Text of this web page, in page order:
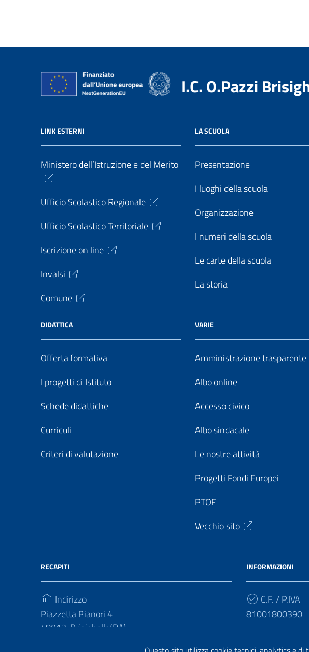
I.C. O.Pazzi
LINK ESTERNI
Ministero dell’Istruzione e del Merito
Ufficio Scolastico Regionale
Ufficio Scolastico Territoriale
Iscrizione on line
Invalsi
Comune
LA SCUOLA
Presentazione
I luoghi della scuola
Organizzazione
I numeri della scuola
Le carte della scuola
La storia
DIDATTICA
Offerta formativa
I progetti di Istituto
Schede didattiche
Curriculi
Criteri di valutazione
VARIE
Amministrazione trasparente
Albo online
Accesso civico
Albo sindacale
Le nostre attività
Progetti Fondi Europei
PTOF
Vecchio sito
RECAPITI
Indirizzo
Piazzetta Pianori 4
48013, Brisighella(RA)
INFORMAZIONI
C.F. / P.IVA
81001800390